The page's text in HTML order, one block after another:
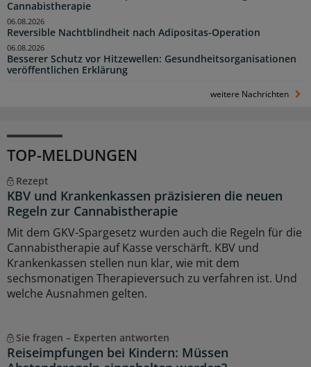
Cannabistherapie
Reversible Nachtblindheit nach Adipositas-Operation
06.08.2026
Besserer Schutz vor Hitzewellen: Gesundheitsorganisationen
veröffentlichen Erklärung
06.08.2026
weitere Nachrichten
TOP-MELDUNGEN
Rezept
KBV und Krankenkassen präzisieren die neuen
Regeln zur Cannabistherapie
Mit dem GKV-Spargesetz wurden auch die Regeln für die
Cannabistherapie auf Kasse verschärft. KBV und
Krankenkassen stellen nun klar, wie mit dem
sechsmonatigen Therapieversuch zu verfahren ist. Und
welche Ausnahmen gelten.
Sie fragen – Experten antworten
Reiseimpfungen bei Kindern: Müssen